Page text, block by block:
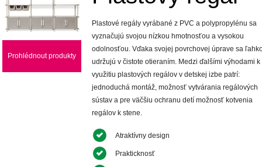
Prohlédnout produkty
Plastové regály vyrábané z PVC a polypropylénu sa
vyznačujú svojou nízkou hmotnosťou a vysokou
odolnosťou. Vďaka svojej povrchovej úprave sa
udržujú v čistote otieraním. Medzi ďalšími výhodami k
využitiu plastových regálov v detskej izbe patrí:
jednoduchá montáž, možnosť vytvárania regálových
sústav a pre väčšiu ochranu detí možnosť kotvenia
regálov k stene.
Atraktívny design
Prakticknosť